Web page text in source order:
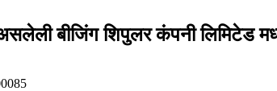
असलेली बीजिंग शिपुलर कंपनी